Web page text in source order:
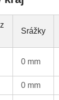
Srážky
0 mm
0 mm